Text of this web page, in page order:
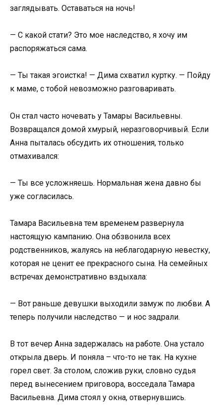
заглядывать. Оставаться на ночь!
— С какой стати? Это мое наследство, я хочу им
распоряжаться сама.
— Ты такая эгоистка! — Дима схватил куртку. — Пойду
к маме, с тобой невозможно разговаривать.
Он стал часто ночевать у Тамары Васильевны.
Возвращался домой хмурый, неразговорчивый. Если
Анна пыталась обсудить их отношения, только
отмахивался:
— Ты все усложняешь. Нормальная жена давно бы
уже согласилась.
Тамара Васильевна тем временем развернула
настоящую кампанию. Она обзвонила всех
родственников, жалуясь на неблагодарную невестку,
которая не ценит ее прекрасного сына. На семейных
встречах демонстративно вздыхала:
— Вот раньше девушки выходили замуж по любви. А
теперь получили наследство — и нос задрали.
В тот вечер Анна задержалась на работе. Она устало
открыла дверь. И поняла – что-то не так. На кухне
горел свет. За столом, сложив руки, словно судья
перед вынесением приговора, восседала Тамара
Васильевна. Дима стоял у окна, отвернувшись.